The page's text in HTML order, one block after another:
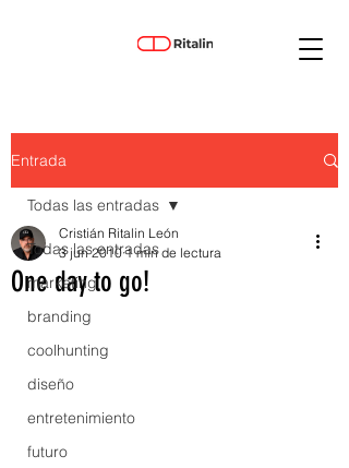
Entrada
Todas las entradas
marketing
branding
coolhunting
diseño
entretenimiento
futuro
Todas las entradas
One day to go!
Cristián Ritalin León
3 jun 2010 1 min de lectura